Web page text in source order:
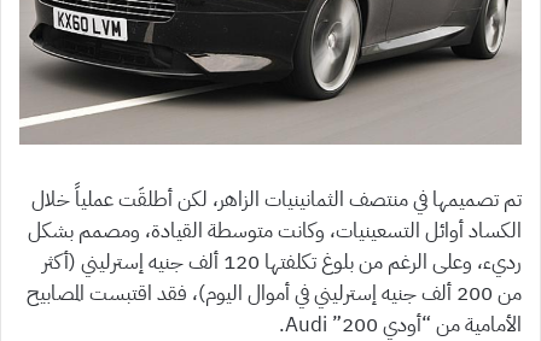
تم تصميمها في منتصف الثمانينيات الزاهر، لكن أطلقَت عملياً خلال
الكساد أوائل التسعينيات، وكانت متوسطة القيادة، ومصمم بشكل
رديء، وعلى الرغم من بلوغ تكلفتها 120 ألف جنيه إسترليني (أكثر
من 200 ألف جنيه إسترليني في أموال اليوم)، فقد اقتبست المصابيح
الأمامية من “أودي 200” Audi.